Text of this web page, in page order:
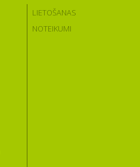
LIETOŠANAS
NOTEIKUMI